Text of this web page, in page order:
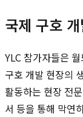
국제 구호
YLC 참가자들은
구호 개발 현장의
활동하는 현장 전
서 등을 통해 막연